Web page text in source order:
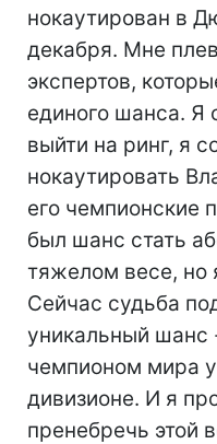
нокаутирован в
декабря. Мне
экспертов,
единого шанса. Я
выйти на ринг, я
нокаутировать
его чемпионские
был шанс стать
тяжелом весе, но
Сейчас судьба
уникальный шанс
чемпионом мира
дивизионе. И я
пренебречь этой